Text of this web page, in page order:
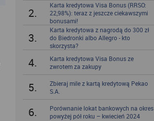
2.
Karta kredytowa Visa Bonus (RRSO:
22,98%): teraz z jeszcze ciekawszymi
bonusami!
3.
Karta kredytowa z nagrodą do 300 zł
do Biedronki albo Allegro - kto
skorzysta?
4.
Karta kredytowa Visa Bonus ze
zwrotem za zakupy
5.
Zbieraj mile z kartą kredytową Pekao
S.A.
6.
Porównanie lokat bankowych na okres
powyżej pół roku – kwiecień 2024